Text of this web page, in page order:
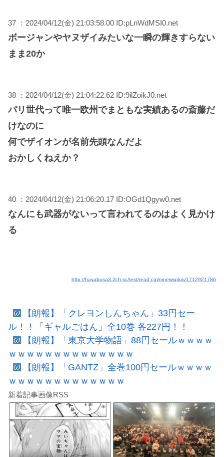
37 ：2024/04/12(金) 21:03:58.00 ID:pLnWdMSI0.net
ボージャンやヤヌザイみたいな一瞬の輝きすらない
まま20か
38 ：2024/04/12(金) 21:04:22.62 ID:9ilZoikJ0.net
パリ世代って唯一欧州でまともな実績あるの斎藤だ
けなのに
何でザイオンが名前先頭なんだよ
おかしくねえか？
40 ：2024/04/12(金) 21:06:20.17 ID:OGd1Qgyw0.net
なんにも武器がないって言われてるのはよく見かけ
る
http://hayabusa3.2ch.sc/test/read.cgi/mnewsplus/1712921786
【朗報】「クレヨンしんちゃん」33円セー
ル！！「ギャルごはん」全10巻 各227円！！
【朗報】「東京大学物語」88円セールｗｗｗｗ
ｗｗｗｗｗｗｗｗｗｗｗｗｗｗ
【朗報】「GANTZ」全巻100円セールｗｗｗｗ
ｗｗｗｗｗｗｗｗｗｗｗｗｗ
新着記事画像RSS